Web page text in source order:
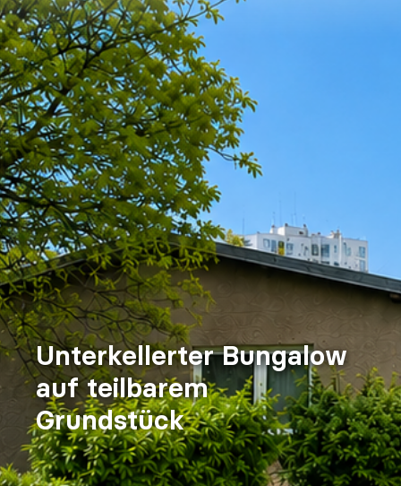
Unterkellerter Bungalow
auf teilbarem
Grundstück